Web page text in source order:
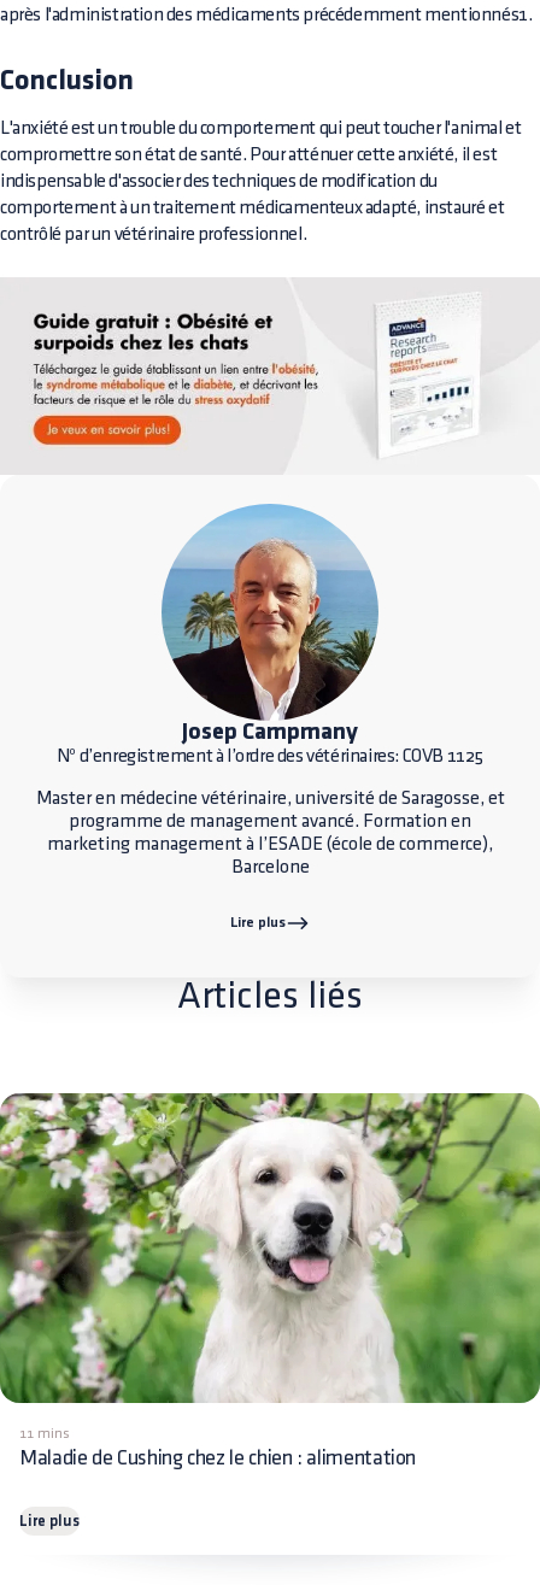
après l'administration des médicaments précédemment mentionnés1.
Conclusion
L'anxiété est un trouble du comportement qui peut toucher l'animal et
compromettre son état de santé. Pour atténuer cette anxiété, il est
indispensable d'associer des techniques de modification du
comportement à un traitement médicamenteux adapté, instauré et
contrôlé par un vétérinaire professionnel.
Josep Campmany
Nº d’enregistrement à l’ordre des vétérinaires: COVB 1125
Master en médecine vétérinaire, université de Saragosse, et
programme de management avancé. Formation en
marketing management à l’ESADE (école de commerce),
Barcelone
Lire plus
Articles liés
11 mins
Maladie de Cushing chez le chien : alimentation
Lire plus